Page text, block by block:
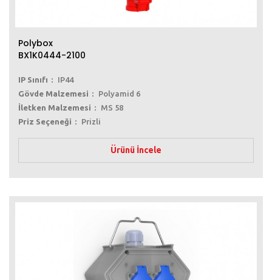
Polybox
BX1K0444-2100
IP Sınıfı
IP44
Gövde Malzemesi
Polyamid 6
İletken Malzemesi
MS 58
Priz Seçeneği
Prizli
Ürünü İncele